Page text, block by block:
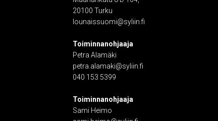
20100 Turku
lounaissuomi@syliin.fi
Toiminnanohjaaja
Petra Alamäki
petra.alamaki@syliin.fi
040 153 5399
Toiminnanohjaaja
Sami Heimo